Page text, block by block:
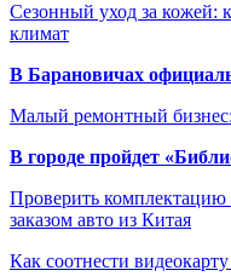
Сезонный уход за кожей:
климат
В Барановичах
Малый ремонтный бизнес:
В городе пройдет
Проверить комплектацию
заказом авто из Китая
Как соотнести